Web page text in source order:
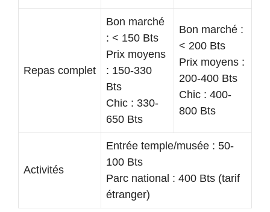
Repas complet
Bon marché
: < 150 Bts
Prix moyens
: 150-330
Bts
Chic : 330-
650 Bts
Bon marché :
< 200 Bts
Prix moyens :
200-400 Bts
Chic : 400-
800 Bts
Activités
Entrée temple/musée : 50-
100 Bts
Parc national : 400 Bts (tarif
étranger)